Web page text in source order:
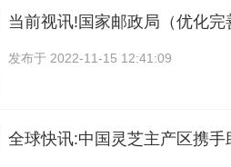
当前视讯!国家邮政局（优化完
发布于 2022-11-15 12:41:09
全球快讯:中国灵芝主产区携手